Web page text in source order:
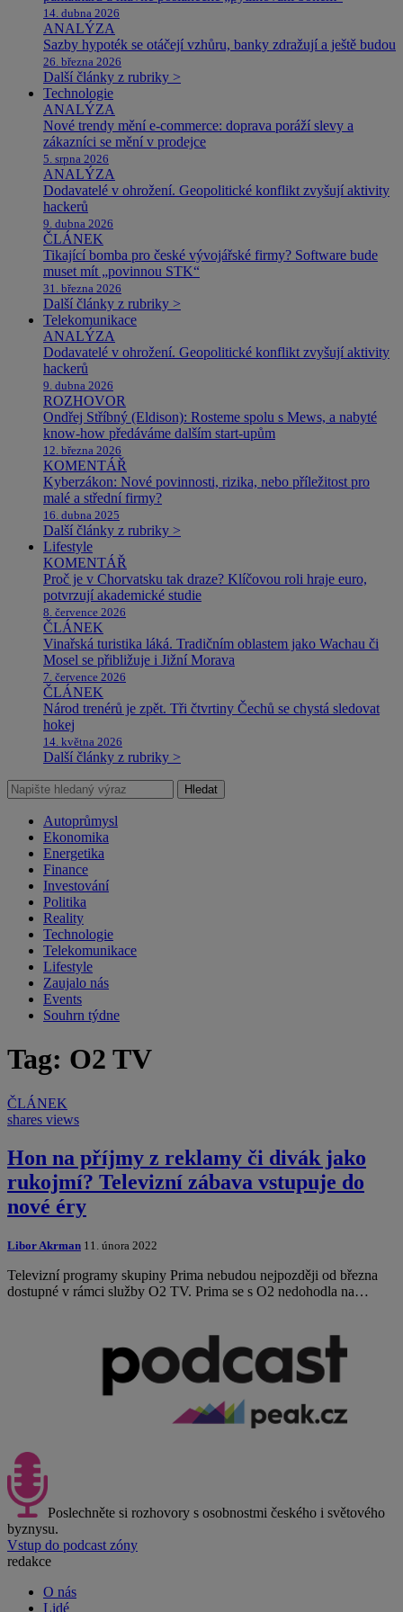
14. dubna 2026
ANALÝZA
Sazby hypoték se otáčejí vzhůru, banky zdražují a ještě budou
26. března 2026
Další články z rubriky >
Technologie
ANALÝZA
Nové trendy mění e-commerce: doprava poráží slevy a
zákazníci se mění v prodejce
5. srpna 2026
ANALÝZA
Dodavatelé v ohrožení. Geopolitické konflikt zvyšují aktivity
hackerů
9. dubna 2026
ČLÁNEK
Tikající bomba pro české vývojářské firmy? Software bude
muset mít „povinnou STK“
31. března 2026
Další články z rubriky >
Telekomunikace
ANALÝZA
Dodavatelé v ohrožení. Geopolitické konflikt zvyšují aktivity
hackerů
9. dubna 2026
ROZHOVOR
Ondřej Stříbný (Eldison): Rosteme spolu s Mews, a nabyté
know-how předáváme dalším start-upům
12. března 2026
KOMENTÁŘ
Kyberzákon: Nové povinnosti, rizika, nebo příležitost pro
malé a střední firmy?
16. dubna 2025
Další články z rubriky >
Lifestyle
KOMENTÁŘ
Proč je v Chorvatsku tak draze? Klíčovou roli hraje euro,
potvrzují akademické studie
8. července 2026
ČLÁNEK
Vinařská turistika láká. Tradičním oblastem jako Wachau či
Mosel se přibližuje i Jižní Morava
7. července 2026
ČLÁNEK
Národ trenérů je zpět. Tři čtvrtiny Čechů se chystá sledovat
hokej
14. května 2026
Další články z rubriky >
Hledat
Autoprůmysl
Ekonomika
Energetika
Finance
Investování
Politika
Reality
Technologie
Telekomunikace
Lifestyle
Zaujalo nás
Events
Souhrn týdne
Tag: O2 TV
ČLÁNEK
shares views
Hon na příjmy z reklamy či divák jako
rukojmí? Televizní zábava vstupuje do
nové éry
Libor Akrman 11. února 2022
Televizní programy skupiny Prima nebudou nejpozději od března
dostupné v rámci služby O2 TV. Prima se s O2 nedohodla na…
Poslechněte si rozhovory s osobnostmi českého i světového
byznysu.
Vstup do podcast zóny
redakce
O nás
Lidé